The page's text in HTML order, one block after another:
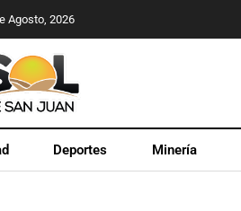
Agosto, 2026
Deportes Minería